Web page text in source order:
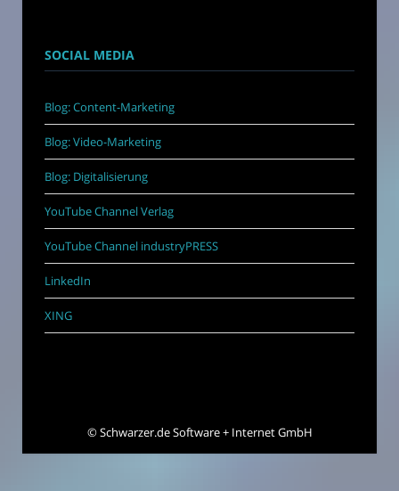
SOCIAL MEDIA
Blog: Content-Marketing
Blog: Video-Marketing
Blog: Digitalisierung
YouTube Channel Verlag
YouTube Channel industryPRESS
LinkedIn
XING
©Schwarzer.de Software + Internet GmbH